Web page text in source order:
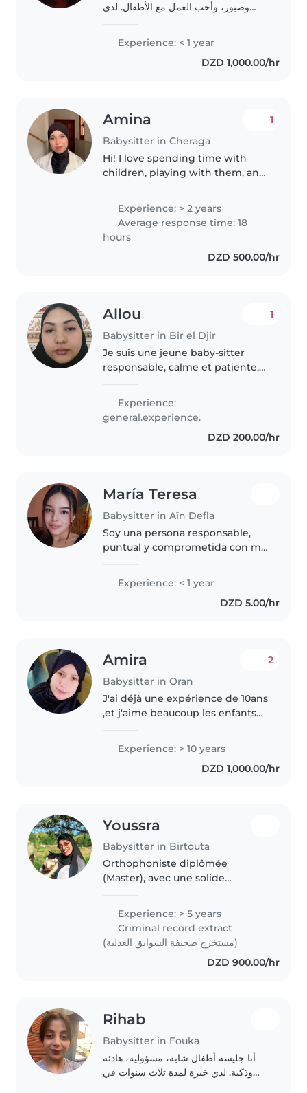
وصبور، وأحب العمل مع الأطفال. لدي
الأطفال الذين يعانون من ADHD،
الحساسية الغذائية، اضطراب الوسواس
Experience: < 1 year
DZD 1,000.00/hr
Amina
Babysitter in Cheraga
1
Hi! I love spending time with
children, playing with them, and
safe. I am caring, patient, and
reliable, and I would be
delighted to be part of a warm
family.
Experience: > 2 years
Average response time: 18
hours
DZD 500.00/hr
Allou
Babysitter in Bir el Djir
1
Je suis une jeune baby-sitter
responsable, calme et patiente,
enfants en bas âge et en âge
préscolaire. J'ai de l'expérience
avec les enfants ayant des..
Experience:
general.experience.
DZD 200.00/hr
María Teresa
Babysitter in Aïn Defla
Soy una persona responsable,
puntual y comprometida con mi
una actitud positiva, ser
respetuosa y adaptarme con
facilidad a nuevos desafíos.
Experience: < 1 year
DZD 5.00/hr
Amira
Babysitter in Oran
2
J'ai déjà une expérience de 10ans
,et j'aime beaucoup les enfants
l'expérience avec les enfants
ayant des besoins spéciaux,et..
Experience: > 10 years
DZD 1,000.00/hr
Youssra
Babysitter in Birtouta
Orthophoniste diplômée
(Master), avec une solide
travers diverses associations :
Plogging Association Algeria
(Comité Junior), Noia for Kids,
Felicartis_DZ..
Experience: > 5 years
Criminal record extract
(مستخرج صحيفة السوابق العدلية)
DZD 900.00/hr
Rihab
Babysitter in Fouka
أنا جليسة أطفال شابة، مسؤولية، هادئة
وذكية. لدي خبرة لمدة ثلاث سنوات في